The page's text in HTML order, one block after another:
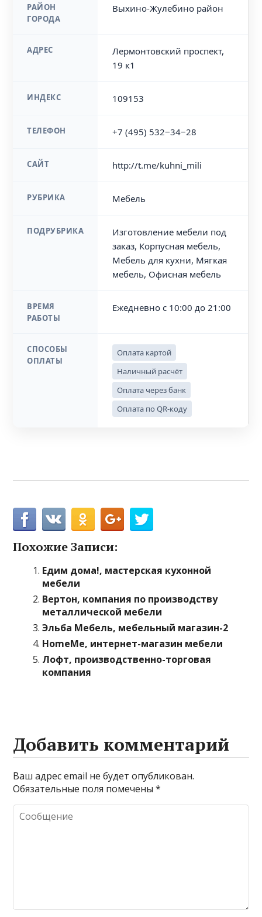
РАЙОН
ГОРОДА
Выхино-Жулебино район
АДРЕС
Лермонтовский проспект,
19 к1
ИНДЕКС 109153
ТЕЛЕФОН +7 (495) 532‒34‒28
САЙТ http://t.me/kuhni_mili
РУБРИКА Мебель
ПОДРУБРИКА
Изготовление мебели под
заказ, Корпусная мебель,
Мебель для кухни, Мягкая
мебель, Офисная мебель
ВРЕМЯ
РАБОТЫ
Ежедневно с 10:00 до 21:00
СПОСОБЫ
ОПЛАТЫ
Оплата картой
Наличный расчёт
Оплата через банк
Оплата по QR-коду
Похожие Записи:
Едим дома!, мастерская кухонной
мебели
Вертон, компания по производству
металлической мебели
Эльба Мебель, мебельный магазин-2
HomeMe, интернет-магазин мебели
Лофт, производственно-торговая
компания
Добавить комментарий
Ваш адрес email не будет опубликован.
Обязательные поля помечены*